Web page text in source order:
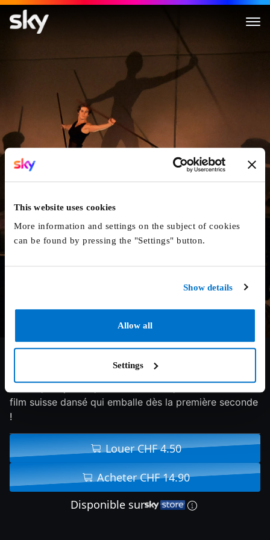
This website uses cookies
More information and settings on the subject of cookies
can be found by pressing the "Settings" button.
Show details
Allow all
Settings
Bödälä - Dance The Rhythm
Bödälä, claquettes, danse irlandaise, flamenco… : un
film suisse dansé qui emballe dès la première seconde
!
Louer CHF 4.50
Acheter CHF 14.90
Disponible sur